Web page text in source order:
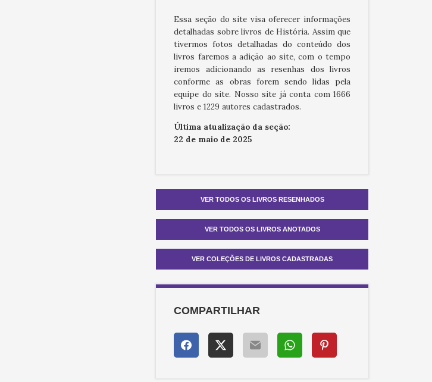
Essa seção do site visa oferecer informações
detalhadas sobre livros de História. Assim que
tivermos fotos detalhadas do conteúdo dos
livros faremos a adição ao site, com o tempo
iremos adicionando as resenhas dos livros
conforme as obras forem sendo lidas pela
equipe do site. Nosso site já conta com 1666
livros e 1229 autores cadastrados.
Última atualização da seção:
22 de maio de 2025
VER TODOS OS LIVROS RESENHADOS
VER TODOS OS LIVROS ANOTADOS
VER COLEÇÕES DE LIVROS CADASTRADAS
COMPARTILHAR